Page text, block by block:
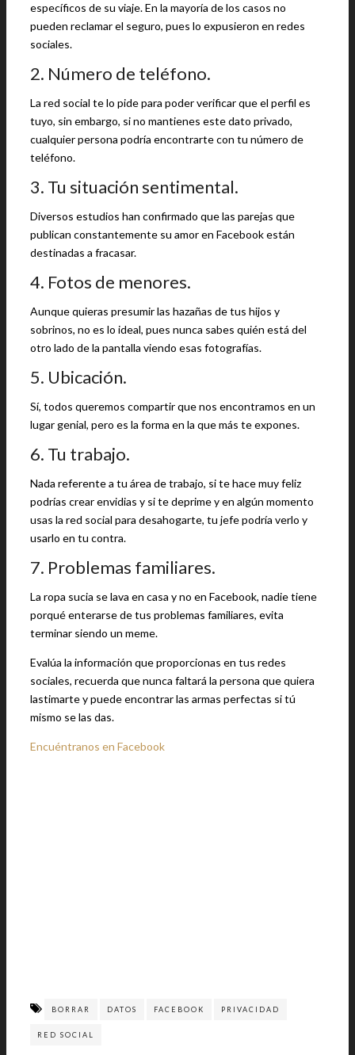
específicos de su viaje. En la mayoría de los casos no
pueden reclamar el seguro, pues lo expusieron en redes
sociales.
2. Número de teléfono.
La red social te lo pide para poder verificar que el perfil es
tuyo, sin embargo, si no mantienes este dato privado,
cualquier persona podría encontrarte con tu número de
teléfono.
3. Tu situación sentimental.
Diversos estudios han confirmado que las parejas que
publican constantemente su amor en Facebook están
destinadas a fracasar.
4. Fotos de menores.
Aunque quieras presumir las hazañas de tus hijos y
sobrinos, no es lo ideal, pues nunca sabes quién está del
otro lado de la pantalla viendo esas fotografías.
5. Ubicación.
Sí, todos queremos compartir que nos encontramos en un
lugar genial, pero es la forma en la que más te expones.
6. Tu trabajo.
Nada referente a tu área de trabajo, si te hace muy feliz
podrías crear envidias y si te deprime y en algún momento
usas la red social para desahogarte, tu jefe podría verlo y
usarlo en tu contra.
7. Problemas familiares.
La ropa sucia se lava en casa y no en Facebook, nadie tiene
porqué enterarse de tus problemas familiares, evita
terminar siendo un meme.
Evalúa la información que proporcionas en tus redes
sociales, recuerda que nunca faltará la persona que quiera
lastimarte y puede encontrar las armas perfectas si tú
mismo se las das.
Encuéntranos en Facebook
BORRAR DATOS FACEBOOK PRIVACIDAD
RED SOCIAL